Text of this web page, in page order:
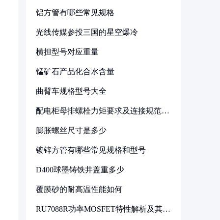
铝方管有哪些常见规格
光线传媒参投三国的星空爆冷
横担型号对应重量
锰矿石产品化合水含量
曲臂车规格型号大全
配电柜母排螺栓力矩要求及连接规范详
膨胀螺丝尺寸是多少
镀锌方管有哪些常见规格和型号
D400球墨铸铁井盖重多少
覆膜砂的耐高温性能如何
RU7088R功率MOSFET特性解析及其在